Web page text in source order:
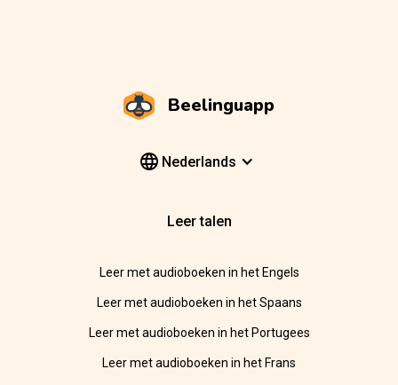
Beelinguapp
Nederlands
Leer talen
Leer met audioboeken in het Engels
Leer met audioboeken in het Spaans
Leer met audioboeken in het Portugees
Leer met audioboeken in het Frans